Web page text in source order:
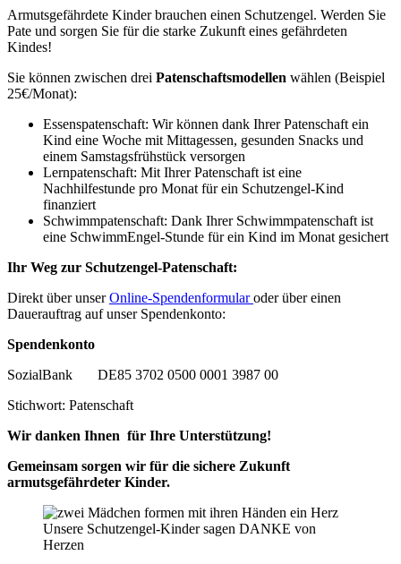
Armutsgefährdete Kinder brauchen einen Schutzengel. Werden Sie
Pate und sorgen Sie für die starke Zukunft eines gefährdeten
Kindes!
Sie können zwischen drei Patenschaftsmodellen wählen (Beispiel
25€/Monat):
Essenspatenschaft: Wir können dank Ihrer Patenschaft ein
Kind eine Woche mit Mittagessen, gesunden Snacks und
einem Samstagsfrühstück versorgen
Lernpatenschaft: Mit Ihrer Patenschaft ist eine
Nachhilfestunde pro Monat für ein Schutzengel-Kind
finanziert
Schwimmpatenschaft: Dank Ihrer Schwimmpatenschaft ist
eine SchwimmEngel-Stunde für ein Kind im Monat gesichert
Ihr Weg zur Schutzengel-Patenschaft:
Direkt über unserOnline-Spendenformularoder über einen
Dauerauftrag auf unser Spendenkonto:
Spendenkonto
SozialBank
DE85 3702 0500 0001 3987 00
Stichwort: Patenschaft
Wir danken Ihnen für Ihre Unterstützung!
Gemeinsam sorgen wir für die sichere Zukunft
armutsgefährdeter Kinder.
Unsere Schutzengel-Kinder sagen DANKE von
Herzen